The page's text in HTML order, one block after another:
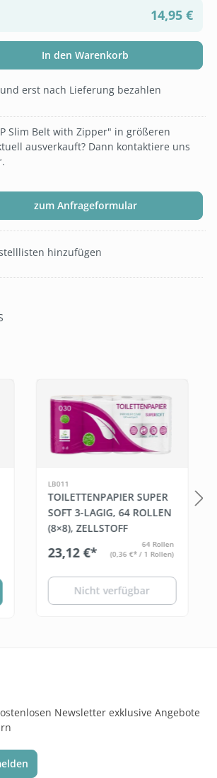
14,95 €
den gewünschten Wert
In den Warenkorb
erst nach Lieferung bezahlen
Slim Belt with Zipper" in größeren
ausverkauft? Dann kontaktiere uns
zum Anfrageformular
hinzufügen
LB011
TOILETTENPAPIER SUPER
SOFT 3-LAGIG, 64 ROLLEN
(8×8), ZELLSTOFF
23,12 €*
64 Rollen
(0,36 €* / 1 Rollen)
Nicht verfügbar
Newsletter exklusive Angebote